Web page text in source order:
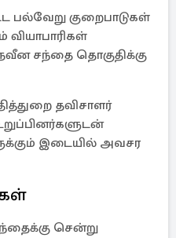
பல்வேறு குறைபாடுகள்
நவீன சந்தை தொகுதிக்கு
தவிசாளர்
இடையில் அவசர
சென்று